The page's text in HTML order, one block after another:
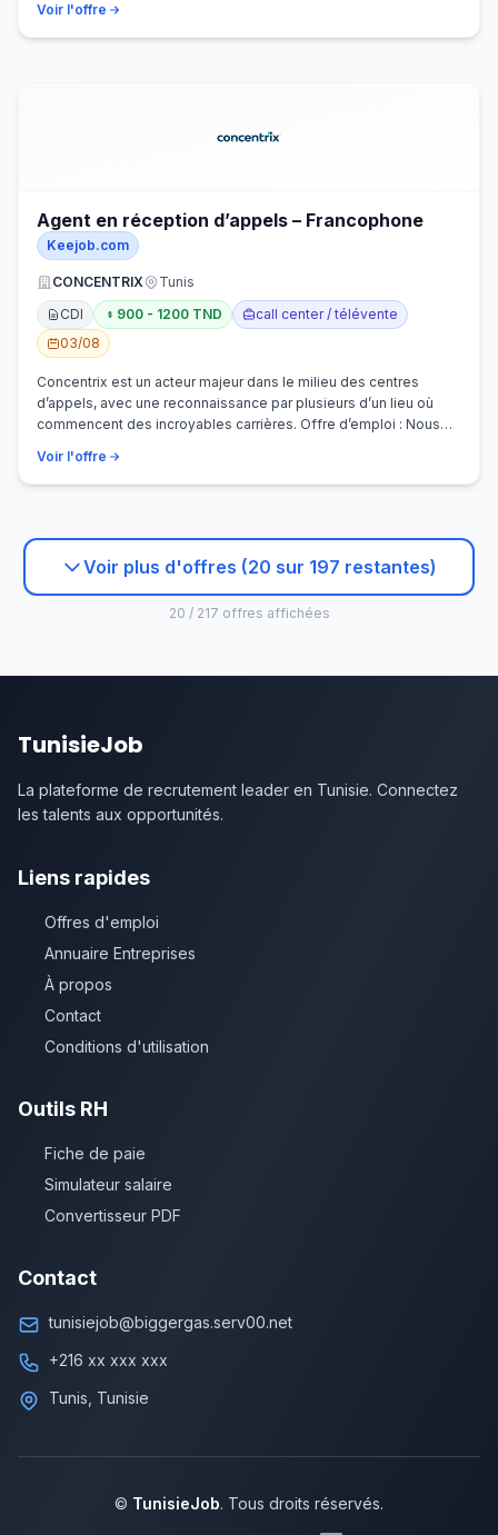
Voir l'offre
Agent en réception d’appels – Francophone
Keejob.com
CONCENTRIX
Tunis
CDI
900 - 1200 TND
call center / télévente
03/08
Concentrix est un acteur majeur dans le milieu des centres
d’appels, avec une reconnaissance par plusieurs d’un lieu où
commencent des incroyables carrières. Offre d’emploi : Nous
Voir l'offre
Voir plus d'offres (20 sur 197 restantes)
20 / 217 offres affichées
TunisieJob
La plateforme de recrutement leader en Tunisie. Connectez
les talents aux opportunités.
Liens rapides
Offres d'emploi
Annuaire Entreprises
À propos
Contact
Conditions d'utilisation
Outils RH
Fiche de paie
Simulateur salaire
Convertisseur PDF
Contact
tunisiejob@biggergas.serv00.net
+216 xx xxx xxx
Tunis, Tunisie
© TunisieJob. Tous droits réservés.